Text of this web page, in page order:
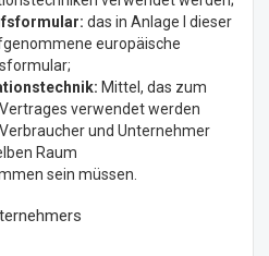
das in Anlage I dieser
europäische
Mittel, das zum
verwendet werden
und Unternehmer
Raum
sein müssen.